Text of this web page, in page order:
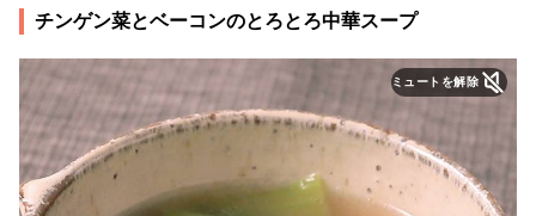
チンゲン菜とベーコンのとろとろ中華スープ
ミュートを解除